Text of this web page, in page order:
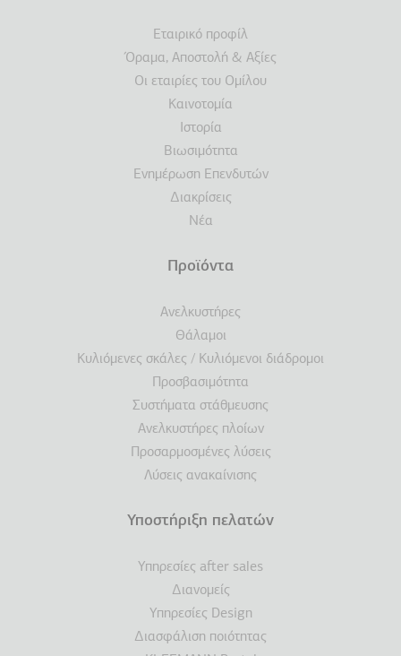
Εταιρικό προφίλ
Όραμα, Αποστολή & Αξίες
Οι εταιρίες του Ομίλου
Καινοτομία
Ιστορία
Βιωσιμότητα
Ενημέρωση Επενδυτών
Διακρίσεις
Νέα
Προϊόντα
Ανελκυστήρες
Θάλαμοι
Κυλιόμενες σκάλες / Κυλιόμενοι διάδρομοι
Προσβασιμότητα
Συστήματα στάθμευσης
Ανελκυστήρες πλοίων
Προσαρμοσμένες λύσεις
Λύσεις ανακαίνισης
Υποστήριξη πελατών
Υπηρεσίες after sales
Διανομείς
Υπηρεσίες Design
Διασφάλιση ποιότητας